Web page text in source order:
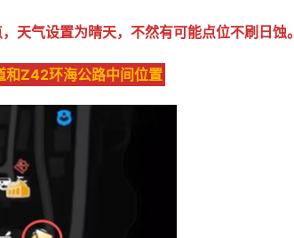
天气设置为晴天，不然有可能点位不刷日蚀。
和Z42环海公路中间位置